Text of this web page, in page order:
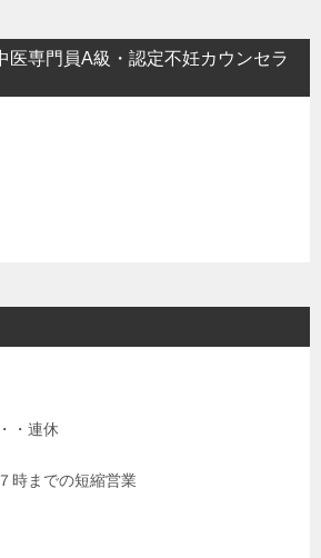
医専門員A級・認定不妊カウンセラ
・連休
時までの短縮営業